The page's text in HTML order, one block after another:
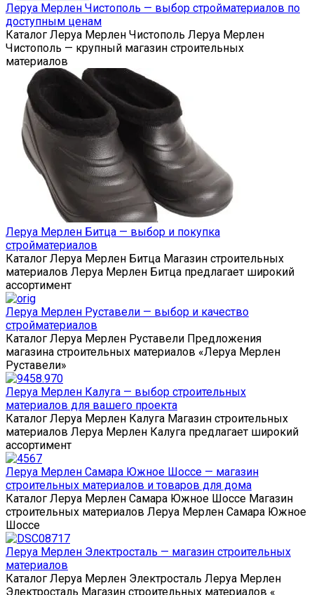
Леруа Мерлен Чистополь — выбор стройматериалов по
доступным ценам
Каталог Леруа Мерлен Чистополь Леруа Мерлен
Чистополь — крупный магазин строительных
материалов
Леруа Мерлен Битца — выбор и покупка
стройматериалов
Каталог Леруа Мерлен Битца Магазин строительных
материалов Леруа Мерлен Битца предлагает широкий
ассортимент
Леруа Мерлен Руставели — выбор и качество
стройматериалов
Каталог Леруа Мерлен Руставели Предложения
магазина строительных материалов «Леруа Мерлен
Руставели»
Леруа Мерлен Калуга — выбор строительных
материалов для вашего проекта
Каталог Леруа Мерлен Калуга Магазин строительных
материалов Леруа Мерлен Калуга предлагает широкий
ассортимент
Леруа Мерлен Самара Южное Шоссе — магазин
строительных материалов и товаров для дома
Каталог Леруа Мерлен Самара Южное Шоссе Магазин
строительных материалов Леруа Мерлен Самара Южное
Шоссе
Леруа Мерлен Электросталь — магазин строительных
материалов
Каталог Леруа Мерлен Электросталь Леруа Мерлен
Электросталь Магазин строительных материалов «